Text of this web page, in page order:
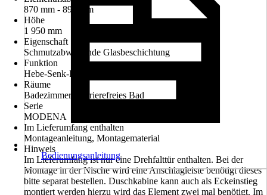
870 mm - 890 mm
Höhe
1 950 mm
Eigenschaft
Schmutzabweisende Glasbeschichtung
Funktion
Hebe-Senk-Funktion
Räume
Badezimmer, Barrierefreies Bad
Serie
MODENA
Im Lieferumfang enthalten
Montageanleitung, Montagematerial
Hinweis
Im Lieferumfang ist nur eine Drehfalttür enthalten. Bei der
Montage in der Nische wird eine Anschlagleiste benötigt dieses
bitte separat bestellen. Duschkabine kann auch als Eckeinstieg
montiert werden hierzu wird das Element zwei mal benötigt. Im
Bedienungsanleitung